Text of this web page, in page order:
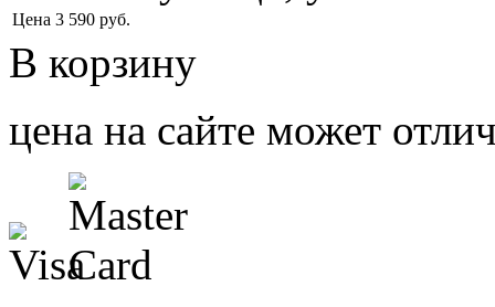
Цена 3 590 руб.
В корзину
цена на сайте может